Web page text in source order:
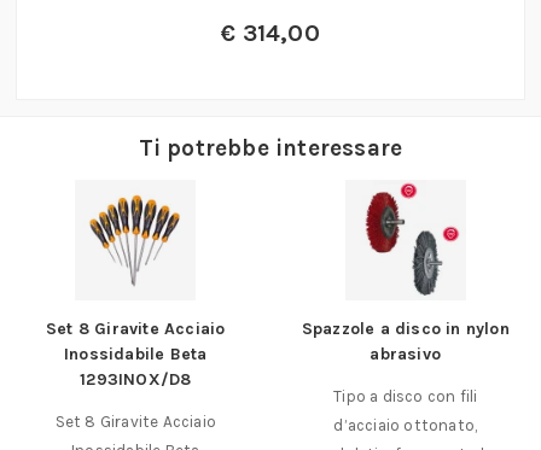
€ 314,00
Ti potrebbe interessare
Set 8 Giravite Acciaio
Inossidabile Beta
1293INOX/D8
Set 8 Giravite Acciaio
Spazzole a disco in nylon
abrasivo
Tipo a disco con fili
d’acciaio ottonato,